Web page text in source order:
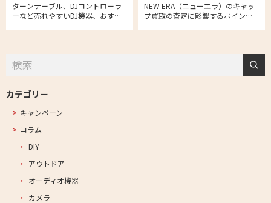
ターンテーブル、DJコントローラ
ーなど売れやすいDJ機器、おすす
NEW ERA（ニューエラ）のキャッ
プ買取の査定に影響するポイント
カテゴリー
キャンペーン
コラム
DIY
アウトドア
オーディオ機器
カメラ